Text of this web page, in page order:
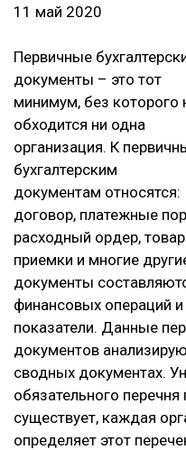
11 май 2020
Первичные
документы – это тот
минимум, без которого
обходится ни одна
организация. К
бухгалтерским
документам относятся:
договор, платежные
расходный ордер,
приемки и многие
документы
финансовых операций
показатели. Данные
документов
сводных документах.
обязательного
существует, каждая
определяет этот